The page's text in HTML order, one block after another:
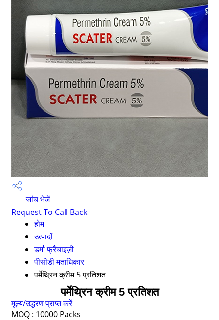
जांच भेजें
Request To Call Back
होम
उत्पादों
डर्मा फ्रैंचाइज़ी
पीसीडी मताधिकार
पर्मेथ्रिन क्रीम 5 प्रतिशत
पर्मेथ्रिन क्रीम 5 प्रतिशत
मूल्य/उद्धरण प्राप्त करें
MOQ : 10000 Packs